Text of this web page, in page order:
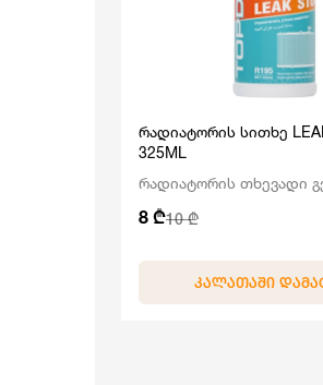
რადიატორის სითხე
325ML
რადიატორის თხევადი
8 ₾10 ₾
ᲙᲐᲚᲐᲗᲐᲨᲘ